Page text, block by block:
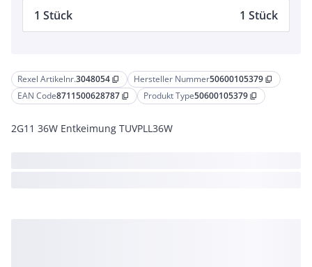
Rexel Artikelnr.3048054 content_copy Hersteller Nummer50600105379 content_copy
EAN Code8711500628787 content_copy Produkt Type50600105379 content_copy
2G11 36W Entkeimung TUVPLL36W
1 Stück 1 Stück